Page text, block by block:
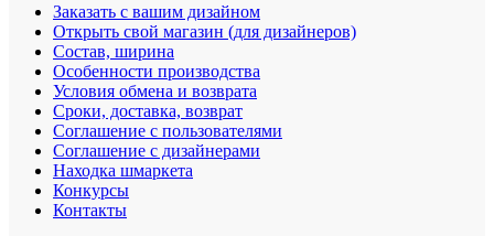
Заказать с вашим дизайном
Открыть свой магазин (для дизайнеров)
Cостав, ширина
Особенности производства
Условия обмена и возврата
Сроки, доставка, возврат
Соглашение с пользователями
Соглашение с дизайнерами
Находка шмаркета
Конкурсы
Контакты